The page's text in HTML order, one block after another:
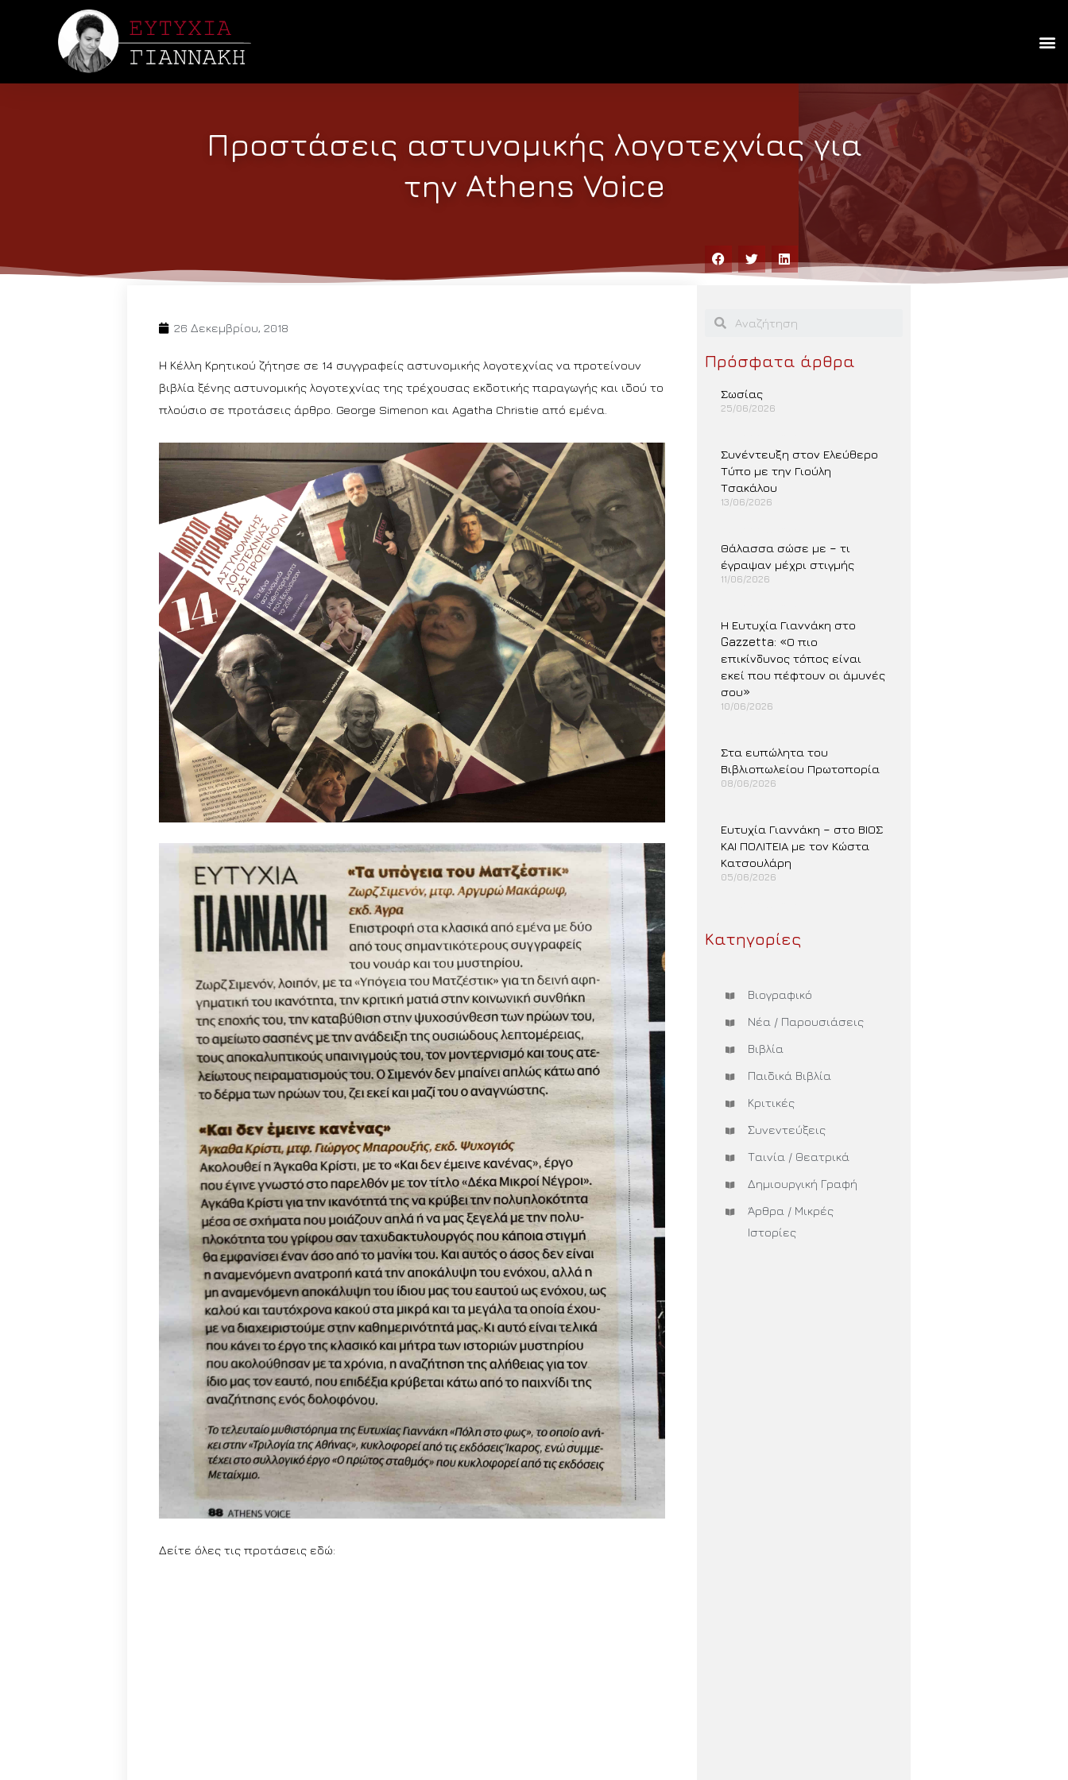
Προστάσεις αστυνομικής λογοτεχνίας για
την Athens Voice
26 Δεκεμβρίου, 2018
Η Κέλλη Κρητικού ζήτησε σε 14 συγγραφείς αστυνομικής λογοτεχνίας να προτείνουν
βιβλία ξένης αστυνομικής λογοτεχνίας της τρέχουσας εκδοτικής παραγωγής και ιδού το
πλούσιο σε προτάσεις άρθρο. George Simenon και Agatha Christie από εμένα.
Δείτε όλες τις προτάσεις εδώ:
Πρόσφατα άρθρα
Σωσίας
25/06/2026
Συνέντευξη στον Ελεύθερο
Τύπο με την Γιούλη
Τσακάλου
13/06/2026
Θάλασσα σώσε με – τι
έγραψαν μέχρι στιγμής
11/06/2026
Η Ευτυχία Γιαννάκη στο
Gazzetta: «Ο πιο
επικίνδυνος τόπος είναι
εκεί που πέφτουν οι άμυνές
σου»
10/06/2026
Στα ευπώλητα του
Βιβλιοπωλείου Πρωτοπορία
08/06/2026
Ευτυχία Γιαννάκη – στο ΒΙΟΣ
ΚΑΙ ΠΟΛΙΤΕΙΑ με τον Κώστα
Κατσουλάρη
05/06/2026
Κατηγορίες
Βιογραφικό
Νέα / Παρουσιάσεις
Βιβλία
Παιδικά Βιβλία
Κριτικές
Συνεντεύξεις
Ταινία / Θεατρικά
Δημιουργική Γραφή
Άρθρα / Μικρές
Ιστορίες